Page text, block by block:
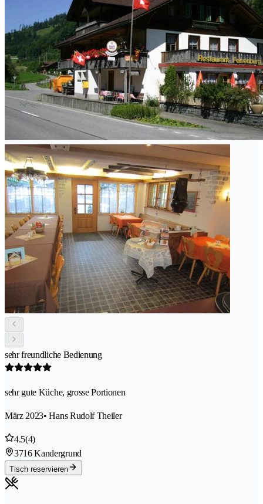
sehr freundliche Bedienung
sehr gute Küche, grosse Portionen
März 2023• Hans Rudolf Theiler
4.5(4)
3716 Kandergrund
Tisch reservieren